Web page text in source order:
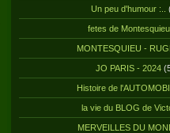
Un peu d'humour :..
fetes de Montesquieu
MONTESQUIEU -
JO PARIS - 2024
Histoire de
la vie du BLOG de
MERVEILLES DU